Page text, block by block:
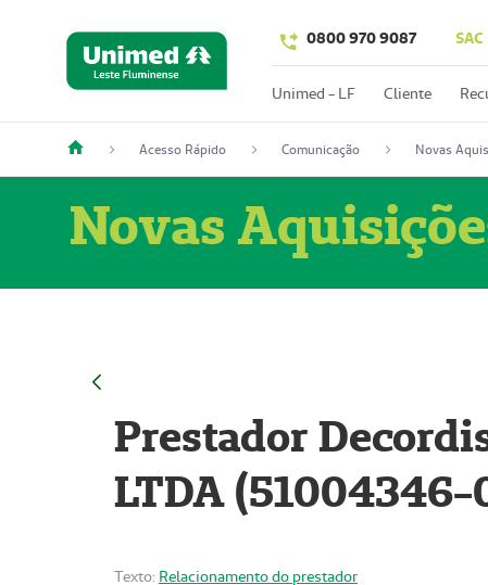
0800 970 9087 SAC
Unimed - LF Cliente
Acesso Rápido Comunicação Novas
Novas
Prestador
LTDA (51004346-
Texto: Relacionamento do prestador